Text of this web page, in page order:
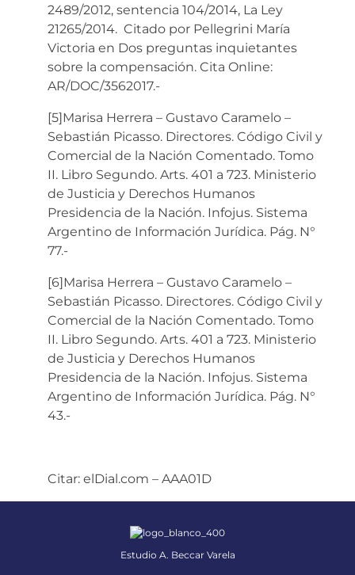
2489/2012, sentencia 104/2014, La Ley
21265/2014. Citado por Pellegrini María
Victoria en Dos preguntas inquietantes
sobre la compensación. Cita Online:
AR/DOC/3562017.-
[5]Marisa Herrera – Gustavo Caramelo –
Sebastián Picasso. Directores. Código Civil y
Comercial de la Nación Comentado. Tomo
II. Libro Segundo. Arts. 401 a 723. Ministerio
de Justicia y Derechos Humanos
Presidencia de la Nación. Infojus. Sistema
Argentino de Información Jurídica. Pág. N°
77.-
[6]Marisa Herrera – Gustavo Caramelo –
Sebastián Picasso. Directores. Código Civil y
Comercial de la Nación Comentado. Tomo
II. Libro Segundo. Arts. 401 a 723. Ministerio
de Justicia y Derechos Humanos
Presidencia de la Nación. Infojus. Sistema
Argentino de Información Jurídica. Pág. N°
43.-
Citar: elDial.com – AAA01D
Estudio A. Beccar Varela